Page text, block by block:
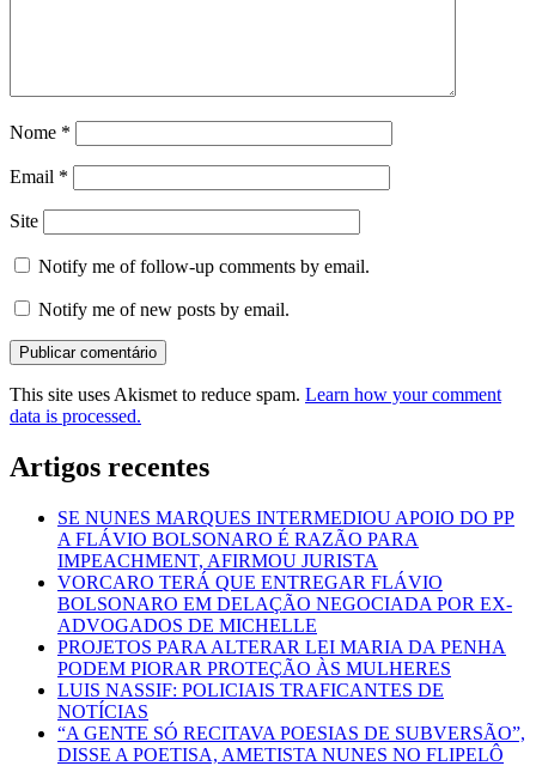
Nome *
Email *
Site
Notify me of follow-up comments by email.
Notify me of new posts by email.
This site uses Akismet to reduce spam. Learn how your comment
data is processed.
Artigos recentes
SE NUNES MARQUES INTERMEDIOU APOIO DO PP
A FLÁVIO BOLSONARO É RAZÃO PARA
IMPEACHMENT, AFIRMOU JURISTA
VORCARO TERÁ QUE ENTREGAR FLÁVIO
BOLSONARO EM DELAÇÃO NEGOCIADA POR EX-
ADVOGADOS DE MICHELLE
PROJETOS PARA ALTERAR LEI MARIA DA PENHA
PODEM PIORAR PROTEÇÃO ÀS MULHERES
LUIS NASSIF: POLICIAIS TRAFICANTES DE
NOTÍCIAS
“A GENTE SÓ RECITAVA POESIAS DE SUBVERSÃO”,
DISSE A POETISA, AMETISTA NUNES NO FLIPELÔ